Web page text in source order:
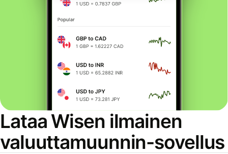
Lataa Wisen ilmainen
valuuttamuunnin-sovellus